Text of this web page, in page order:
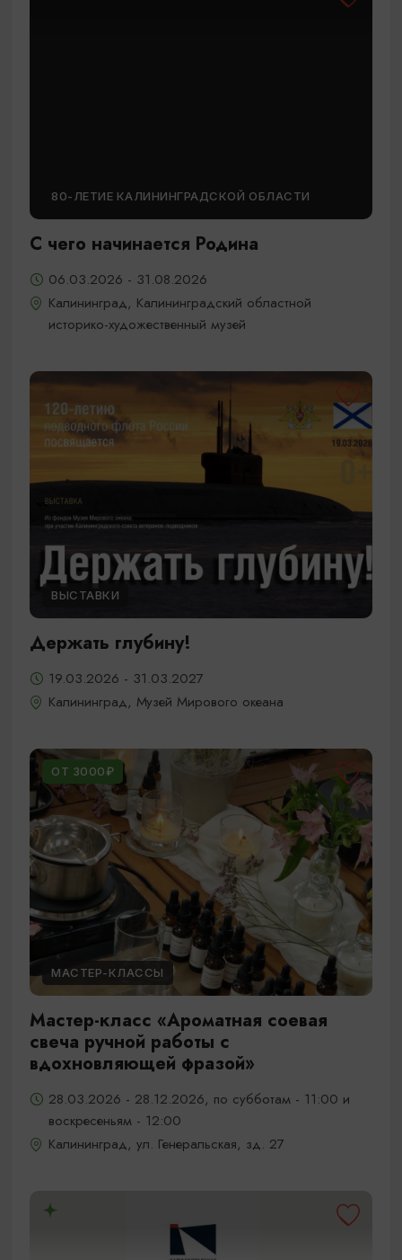
80-ЛЕТИЕ КАЛИНИНГРАДСКОЙ ОБЛАСТИ
С чего начинается Родина
06.03.2026 - 31.08.2026
Калининград, Калининградский областной
историко-художественный музей
ВЫСТАВКИ
Держать глубину!
19.03.2026 - 31.03.2027
Калининград, Музей Мирового океана
ОТ 3000₽
МАСТЕР-КЛАССЫ
Мастер-класс «Ароматная соевая
свеча ручной работы с
вдохновляющей фразой»
28.03.2026 - 28.12.2026, по субботам - 11:00 и
воскресеньям - 12:00
Калининград, ул. Генеральская, зд. 27